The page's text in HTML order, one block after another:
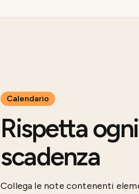
Calendario
Rispetta ogni
scadenza
Collega le note contenenti